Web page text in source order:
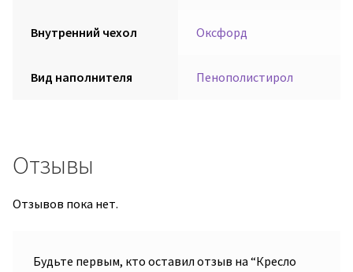
Внутренний чехол Оксфорд
Вид наполнителя Пенополистирол
Отзывы
Отзывов пока нет.
Будьте первым, кто оставил отзыв на “Кресло